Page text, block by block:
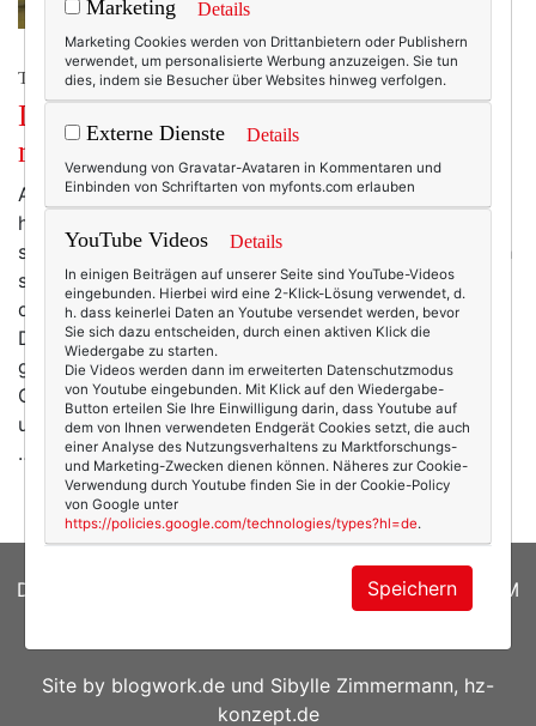
TEXTERELLA LIEBT DAS LEBEN.
Die Adventsdiät: Mein Plädoyer für
mehr Genuss
Ach, die liebe Adventszeit, die mit schnellen Schritten
herannaht … in zwei Wochen ist es schon wieder
soweit. Und so schön sie zweifellos ist und so sehr ich
sie liebe: Diese Dauer-Konfrontation mit Leckereien,
der Plätzchenteller, den die Kollegin pünktlich zum 1.
Dezember auf ihren Schreibtisch stellt, dieser
geradezu penetrant verführerische Geruch nach
Glühwein, Zuckerwatte und gerösteten Maroni, der
unsere Städte durchzieht, die vielen Weihnachtsfeiern
… all das kann durchaus zum Kampf… mehr
DATENSCHUTZERKLÄRUNG COOKIES|IMPRESSUM
Site by blogwork.de und Sibylle Zimmermann, hz-
konzept.de
Marketing Details
Marketing Cookies werden von Drittanbietern oder Publishern
verwendet, um personalisierte Werbung anzuzeigen. Sie tun
dies, indem sie Besucher über Websites hinweg verfolgen.
Externe Dienste Details
Verwendung von Gravatar-Avataren in Kommentaren und
Einbinden von Schriftarten von myfonts.com erlauben
YouTube Videos Details
In einigen Beiträgen auf unserer Seite sind YouTube-Videos
eingebunden. Hierbei wird eine 2-Klick-Lösung verwendet, d.
h. dass keinerlei Daten an Youtube versendet werden, bevor
Sie sich dazu entscheiden, durch einen aktiven Klick die
Wiedergabe zu starten.
Die Videos werden dann im erweiterten Datenschutzmodus
von Youtube eingebunden. Mit Klick auf den Wiedergabe-
Button erteilen Sie Ihre Einwilligung darin, dass Youtube auf
dem von Ihnen verwendeten Endgerät Cookies setzt, die auch
einer Analyse des Nutzungsverhaltens zu Marktforschungs-
und Marketing-Zwecken dienen können. Näheres zur Cookie-
Verwendung durch Youtube finden Sie in der Cookie-Policy
von Google unter
https://policies.google.com/technologies/types?hl=de.
Speichern